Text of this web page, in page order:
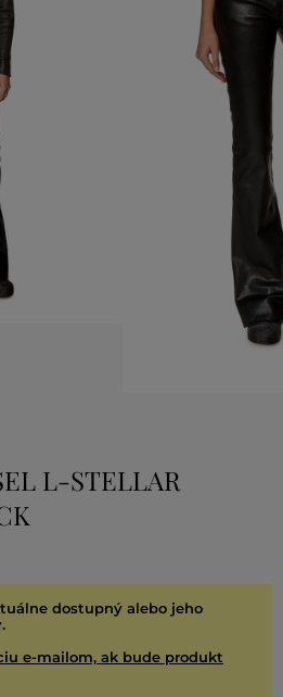
L-STELLAR
dostupný alebo jeho
e-mailom, ak bude produkt